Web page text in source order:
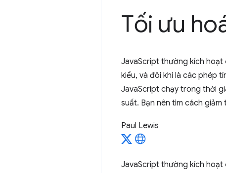
Tối ưu
JavaScript thường kích hoạt
kiểu, và đôi khi là các phép
JavaScript chạy trong thời
suất. Bạn nên tìm cách
Paul Lewis
JavaScript thường kích hoạt